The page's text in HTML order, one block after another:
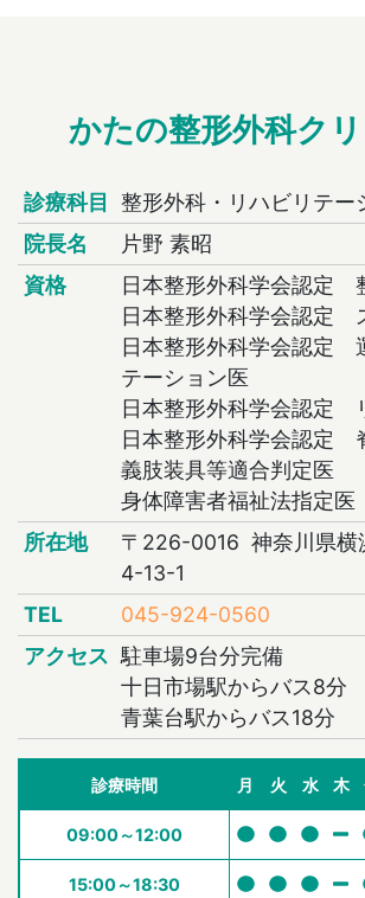
かたの整形外科ク
診療科目
整形外科・リハビリテー
院長名
片野 素昭
資格
日本整形外科学会認定
日本整形外科学会認定
日本整形外科学会認定
テーション医
日本整形外科学会認定
日本整形外科学会認定
義肢装具等適合判定医
身体障害者福祉法指定医
所在地
〒226-0016 神奈川県横
4-13-1
TEL
045-924-0560
アクセス 駐車場9台分完備
十日市場駅からバス8分
青葉台駅からバス18分
診療時間 月 火 水 木
09:00～12:00
15:00～18:30